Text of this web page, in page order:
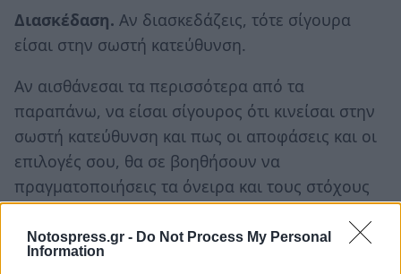
Notospress.gr - Do Not Process My Personal
Information
Διασκέδαση. Αν διασκεδάζεις, τότε σίγουρα
είσαι στην σωστή κατεύθυνση.
Αν αισθάνεσαι τα περισσότερα από τα
παραπάνω, να είσαι σίγουρος ότι κινείσαι στην
σωστή κατεύθυνση και πως οι αποφάσεις και οι
επιλογές σου, θα σε βοηθήσουν να
πραγματοποιήσεις τα όνειρα και τους στόχους
σου.
Πηγή:thriveglobal.gr